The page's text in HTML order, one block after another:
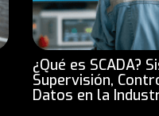
¿Qué es SCADA?
Supervisión,
Datos en la